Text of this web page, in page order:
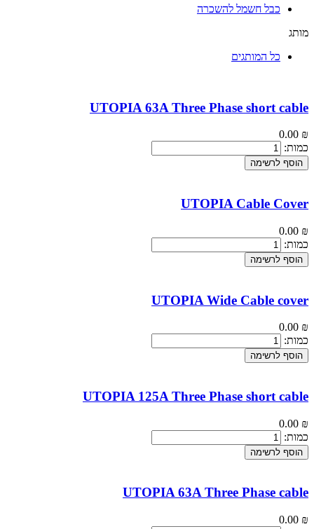
כבל חשמל להשכרה
מותג
כל המותגים
UTOPIA 63A Three Phase short cable
0.00 ₪
כמות:
הוסף לרשימה
UTOPIA Cable Cover
0.00 ₪
כמות:
הוסף לרשימה
UTOPIA Wide Cable cover
0.00 ₪
כמות:
הוסף לרשימה
UTOPIA 125A Three Phase short cable
0.00 ₪
כמות:
הוסף לרשימה
UTOPIA 63A Three Phase cable
0.00 ₪